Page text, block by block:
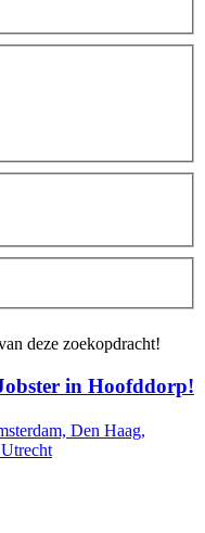
deze zoekopdracht!
in Hoofddorp!
Den Haag,